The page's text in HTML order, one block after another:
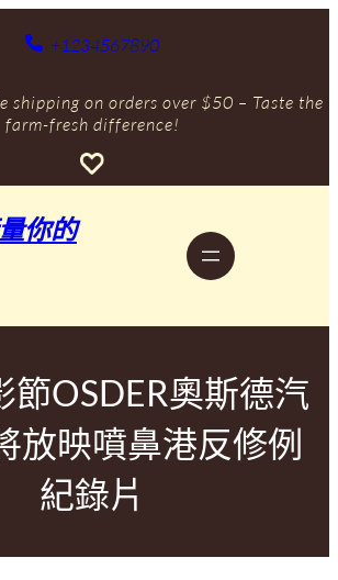
+1234567890
shipping on orders over $50 – Taste the
farm-fresh difference!
你的
節OSDER奧斯德汽
放映噴鼻港反修例
紀錄片